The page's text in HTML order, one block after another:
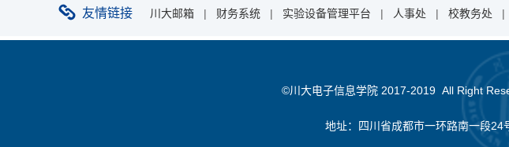
友情链接 川大邮箱 | 财务系统 | 实验设备管理平台 | 人事处 | 校教务处 |
©川大电子信息学院 2017-2019 All Right
地址：四川省成都市一环路南一段